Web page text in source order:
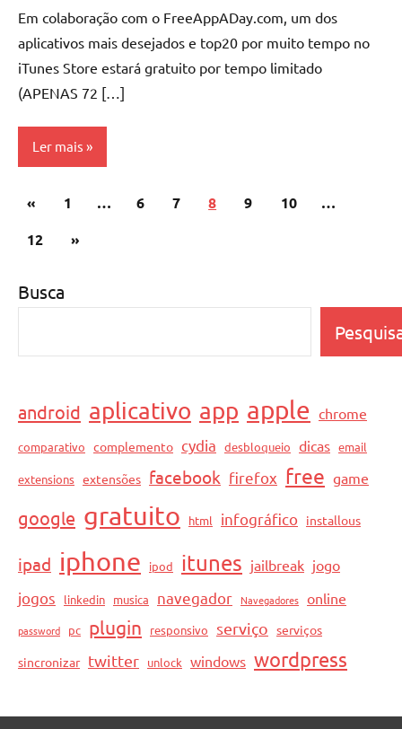
Em colaboração com o FreeAppADay.com, um dos
aplicativos mais desejados e top20 por muito tempo no
iTunes Store estará gratuito por tempo limitado
(APENAS 72 […]
Ler mais
Aplicativos
iPhone
Paginação
de
«Post1 … 6 7 8 9 10
…
12
Post
»
Busca
android aplicativo app apple chrome
comparativo complemento cydia desbloqueio dicas email
extensions extensões facebook firefox free game
google gratuito html infográfico installous
ipad iphone ipod itunes jailbreak jogo
jogos linkedin musica navegador Navegadores online
password pc plugin responsivo serviço serviços
sincronizar twitter unlock windows wordpress